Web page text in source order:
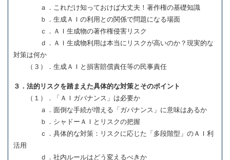
ａ．これだけ知っておけば大丈夫！著作権の基礎知識
ｂ．生成ＡＩの利用との関係で問題になる場面
ｃ．ＡＩ生成物の著作権侵害リスク
ｄ．ＡＩ生成物利用は本当にリスクが高いのか？現実的な
対策は何か
（３）．生成ＡＩと損害賠償責任等の民事責任
３．法的リスクを踏まえた具体的な対策とそのポイント
（１）．「ＡＩガバナンス」は必要か
ａ．面倒な手続が増える「ガバナンス」に意味はあるか
ｂ．シャドーＡＩとリスクの把握
ｃ．具体的な対策：リスクに応じた「多段階型」のＡＩ利
活用
ｄ．社内ルールはどう変えるべきか